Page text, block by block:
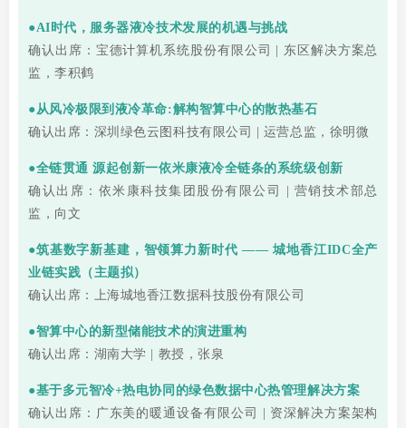
●AI时代，服务器液冷技术发展的机遇与挑战
确认出席：宝德计算机系统股份有限公司 | 东区解决方案总
监，李积鹤
●从风冷极限到液冷革命:解构智算中心的散热基石
确认出席：深圳绿色云图科技有限公司 | 运营总监，徐明微
●全链贯通 源起创新一依米康液冷全链条的系统级创新
确认出席：依米康科技集团股份有限公司 | 营销技术部总
监，向文
●筑基数字新基建，智领算力新时代 —— 城地香江IDC全产
业链实践（主题拟）
确认出席：上海城地香江数据科技股份有限公司
●智算中心的新型储能技术的演进重构
确认出席：湖南大学 | 教授，张泉
●基于多元智冷+热电协同的绿色数据中心热管理解决方案
确认出席：广东美的暖通设备有限公司 | 资深解决方案架构